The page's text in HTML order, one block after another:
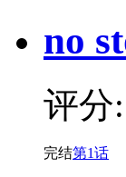
no
评分:
完结第1话